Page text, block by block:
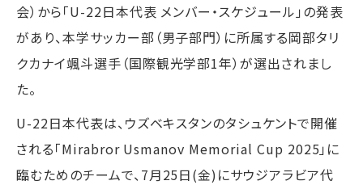
会）から「U-22日本代表 メンバー・スケジュール」の発表
があり、本学サッカー部（男子部門）に所属する岡部タリ
クカナイ颯斗選手（国際観光学部1年）が選出されまし
た。
U-22日本代表は、ウズベキスタンのタシュケントで開催
される「Mirabror Usmanov Memorial Cup 2025」に
臨むためのチームで、7月25日(金)にサウジアラビア代